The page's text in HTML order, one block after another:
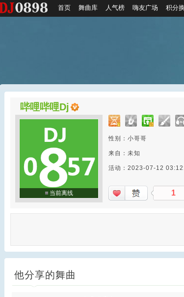
首页 舞曲库 人气榜 嗨友广场 积分
哔哩哔哩Dj
当前离线
性别：小哥哥
来自：未知
活动：2023-07-12
1
他分享的舞曲